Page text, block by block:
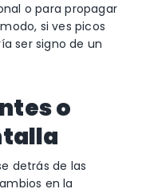
o para propagar
si ves picos
ser signo de un
o
detrás de las
en la